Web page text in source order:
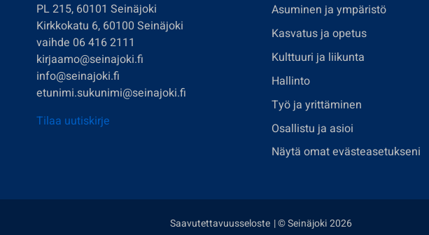
PL 215, 60101 Seinäjoki
Kirkkokatu 6, 60100 Seinäjoki
vaihde 06 416 2111
kirjaamo@seinajoki.fi
info@seinajoki.fi
etunimi.sukunimi@seinajoki.fi
Tilaa uutiskirje
Asuminen ja ympäristö
Kasvatus ja opetus
Kulttuuri ja liikunta
Hallinto
Työ ja yrittäminen
Osallistu ja asioi
Näytä omat evästeasetukseni
Saavutettavuusseloste | © Seinäjoki 2026